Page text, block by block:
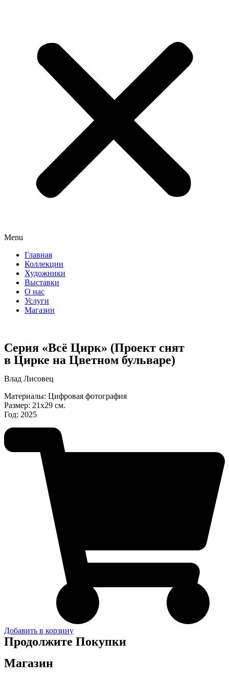
Menu
Главная
Коллекции
Художники
Выставки
О нас
Услуги
Магазин
Серия «Всё Цирк» (Проект снят
в Цирке на Цветном бульваре)
Влад Лисовец
Материалы: Цифровая фотография
Размер: 21х29 см.
Год: 2025
Добавить в корзину
Продолжите Покупки
Магазин